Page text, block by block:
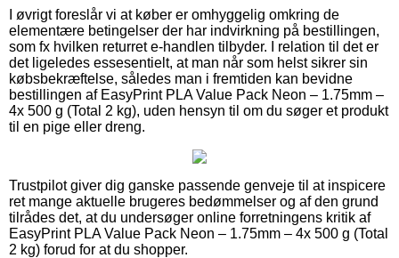
I øvrigt foreslår vi at køber er omhyggelig omkring de
elementære betingelser der har indvirkning på bestillingen,
som fx hvilken returret e-handlen tilbyder. I relation til det er
det ligeledes essesentielt, at man når som helst sikrer sin
købsbekræftelse, således man i fremtiden kan bevidne
bestillingen af EasyPrint PLA Value Pack Neon – 1.75mm –
4x 500 g (Total 2 kg), uden hensyn til om du søger et produkt
til en pige eller dreng.
Trustpilot giver dig ganske passende genveje til at inspicere
ret mange aktuelle brugeres bedømmelser og af den grund
tilrådes det, at du undersøger online forretningens kritik af
EasyPrint PLA Value Pack Neon – 1.75mm – 4x 500 g (Total
2 kg) forud for at du shopper.